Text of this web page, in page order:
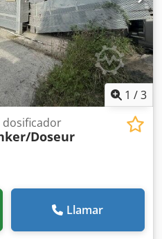
1 /3
dosificador
Doseur
Llamar